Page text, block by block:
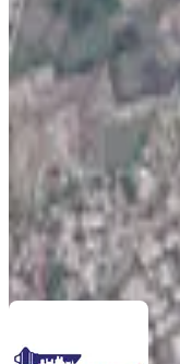
87 m²
STARTKEY A PLUS
Ara